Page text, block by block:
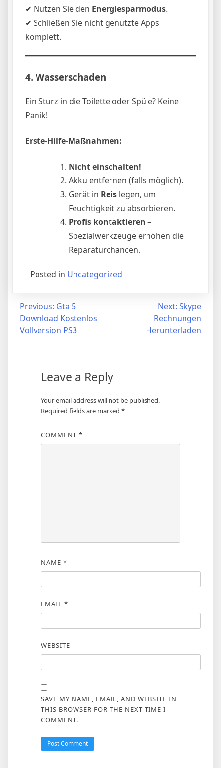
✔ Nutzen Sie den Energiesparmodus.
✔ Schließen Sie nicht genutzte Apps
komplett.
4. Wasserschaden
Ein Sturz in die Toilette oder Spüle? Keine
Panik!
Erste-Hilfe-Maßnahmen:
Nicht einschalten!
Akku entfernen (falls möglich).
Gerät in Reis legen, um
Feuchtigkeit zu absorbieren.
Profis kontaktieren –
Spezialwerkzeuge erhöhen die
Reparaturchancen.
Posted in Uncategorized
Post
navigation
Previous: Gta 5
Download Kostenlos
Vollversion PS3
Next: Skype
Rechnungen
Herunterladen
Leave a Reply
Your email address will not be published.
Required fields are marked *
COMMENT *
NAME *
EMAIL *
WEBSITE
SAVE MY NAME, EMAIL, AND WEBSITE IN
THIS BROWSER FOR THE NEXT TIME I
COMMENT.